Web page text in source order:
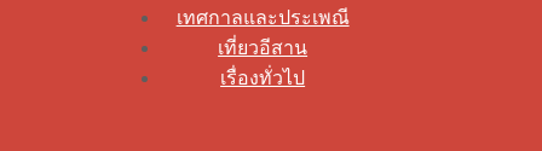
เทศกาลและประเพณี
เที่ยวอีสาน
เรื่องทั่วไป